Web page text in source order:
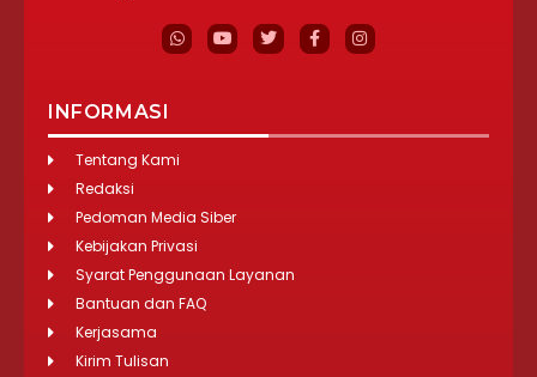
INFORMASI
Tentang Kami
Redaksi
Pedoman Media Siber
Kebijakan Privasi
Syarat Penggunaan Layanan
Bantuan dan FAQ
Kerjasama
Kirim Tulisan